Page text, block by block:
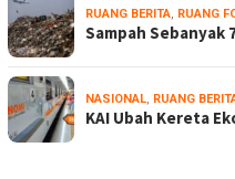
RUANG BERITA, RUANG
Sampah Sebanyak
NASIONAL, RUANG
KAI Ubah Kereta